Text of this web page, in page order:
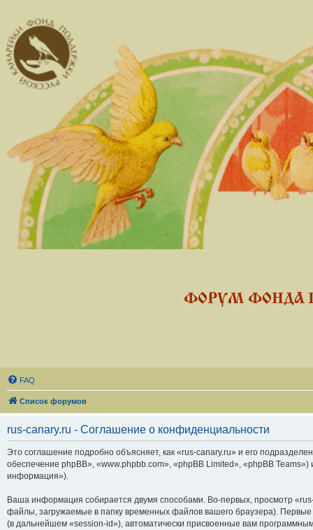
ФОРУМ ФОНДА
FAQ
Список форумов
rus-canary.ru - Соглашение о конфиденциальности
Это соглашение подробно объясняет, как «rus-canary.ru» и его
обеспечение phpBB», «www.phpbb.com», «phpBB Limited», «phpBB
информация»).
Ваша информация собирается двумя способами. Во-первых, просмотр
файлы, загружаемые в папку временных файлов вашего браузера).
(в дальнейшем «session-id»), автоматически присвоенные вам